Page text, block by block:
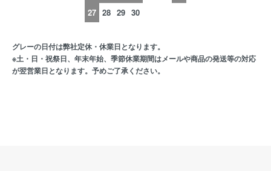
27 28 29 30
グレーの日付は弊社定休・休業日となります。
※土・日・祝祭日、年末年始、季節休業期間はメールや商品の発送等の対応
が翌営業日となります。予めご了承ください。